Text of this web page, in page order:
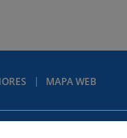
MAPA WEB